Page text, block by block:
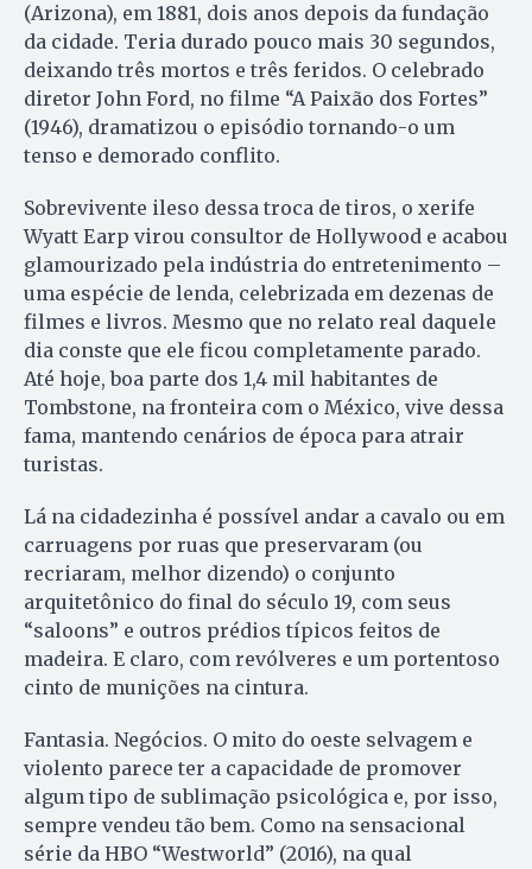
(Arizona), em 1881, dois anos depois da fundação
da cidade. Teria durado pouco mais 30 segundos,
deixando três mortos e três feridos. O celebrado
diretor John Ford, no filme “A Paixão dos Fortes”
(1946), dramatizou o episódio tornando-o um
tenso e demorado conflito.
Sobrevivente ileso dessa troca de tiros, o xerife
Wyatt Earp virou consultor de Hollywood e acabou
glamourizado pela indústria do entretenimento –
uma espécie de lenda, celebrizada em dezenas de
filmes e livros. Mesmo que no relato real daquele
dia conste que ele ficou completamente parado.
Até hoje, boa parte dos 1,4 mil habitantes de
Tombstone, na fronteira com o México, vive dessa
fama, mantendo cenários de época para atrair
turistas.
Lá na cidadezinha é possível andar a cavalo ou em
carruagens por ruas que preservaram (ou
recriaram, melhor dizendo) o conjunto
arquitetônico do final do século 19, com seus
“saloons” e outros prédios típicos feitos de
madeira. E claro, com revólveres e um portentoso
cinto de munições na cintura.
Fantasia. Negócios. O mito do oeste selvagem e
violento parece ter a capacidade de promover
algum tipo de sublimação psicológica e, por isso,
sempre vendeu tão bem. Como na sensacional
série da HBO “Westworld” (2016), na qual